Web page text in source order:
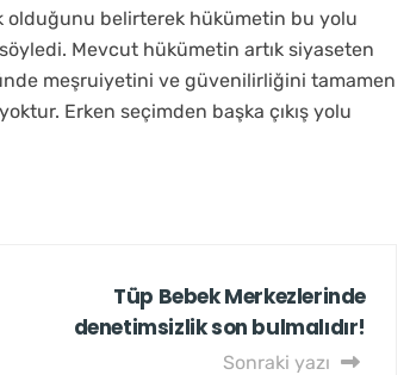
olduğunu belirterek hükümetin bu yolu
Mevcut hükümetin artık siyaseten
meşruiyetini ve güvenilirliğini tamamen
Erken seçimden başka çıkış yolu
Tüp Bebek Merkezlerinde
denetimsizlik son bulmalıdır!
Sonraki yazı